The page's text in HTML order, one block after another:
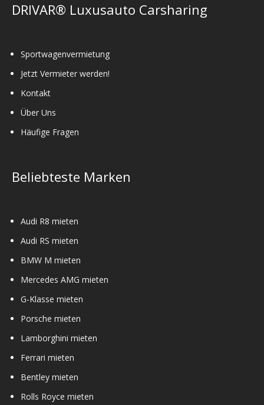
DRIVAR® Luxusauto Carsharing
Sportwagenvermietung
Jetzt Vermieter werden!
Kontakt
Über Uns
Häufige Fragen
Beliebteste Marken
Audi R8 mieten
Audi RS mieten
BMW M mieten
Mercedes AMG mieten
G-Klasse mieten
Porsche mieten
Lamborghini mieten
Ferrari mieten
Bentley mieten
Rolls Royce mieten